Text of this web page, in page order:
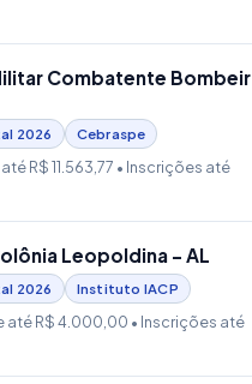
Combatente
2026 Cebraspe
R$ 11.563,77 • Inscrições até
Leopoldina - AL
2026 Instituto IACP
até R$ 4.000,00 • Inscrições até